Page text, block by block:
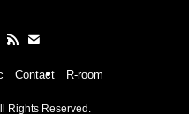
Contact R-room
Rights Reserved.